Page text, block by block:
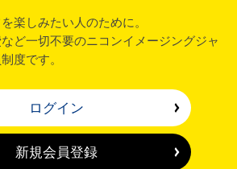
楽しみたい人のために。
ど一切不要のニコンイメージングジャ
度です。
ログイン
新規会員登録